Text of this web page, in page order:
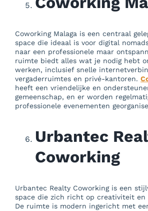
Coworking Malaga is een centraal
space die ideaal is voor digital
naar een professionele maar
ruimte biedt alles wat je nodig hebt
werken, inclusief snelle
vergaderruimtes en privé-kantoren.
heeft een vriendelijke en
gemeenschap, en er worden
professionele evenementen
Urbantec
Coworking
Urbantec Realty Coworking is een
space die zich richt op creativiteit en
De ruimte is modern ingericht met